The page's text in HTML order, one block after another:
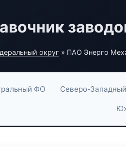
округ » ПАО Энерго
ФО Северо-